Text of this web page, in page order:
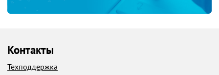
Контакты
Техподдержка